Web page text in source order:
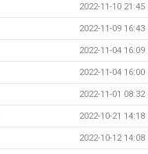
2022-11-10 21:45
2022-11-09 16:43
2022-11-04 16:09
2022-11-04 16:00
2022-11-01 08:32
2022-10-21 14:18
2022-10-12 14:08